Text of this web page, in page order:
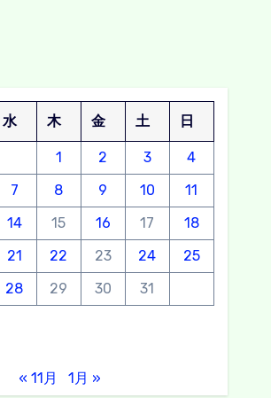
水 木 金 土 日
1 2 3
4
7 8 9 10
11
14 15 16 17
18
21 22 23 24
25
28 29 30 31
« 11月 1月 »